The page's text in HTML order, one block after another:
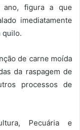
ano, figura a que
imediatamente
quilo.
de carne moída
da raspagem de
processos de
Pecuária e